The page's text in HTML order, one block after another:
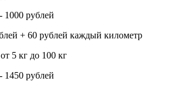
рублей
+ 60 рублей каждый километр
5 кг до 100 кг
рублей